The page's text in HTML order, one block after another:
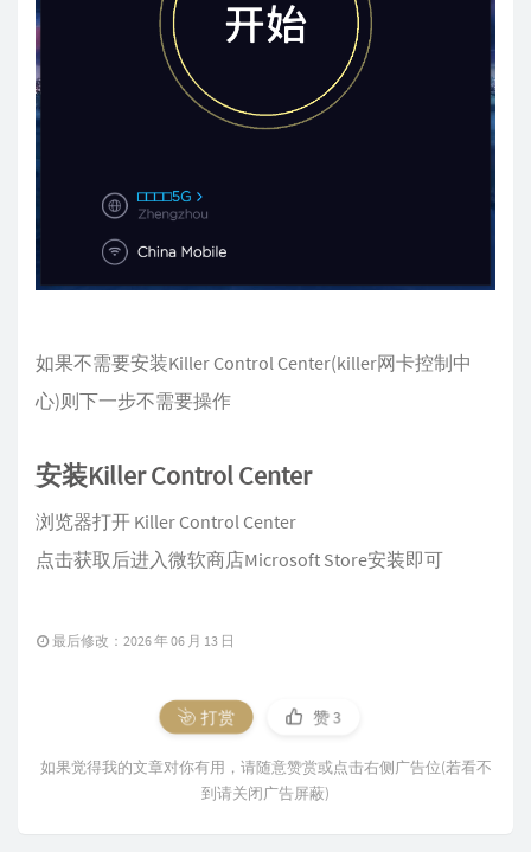
如果不需要安装Killer Control Center(killer网卡控制中
心)则下一步不需要操作
安装Killer Control Center
浏览器打开 Killer Control Center
点击获取后进入微软商店Microsoft Store安装即可
最后修改：2026 年 06 月 13 日
打赏 赞3
如果觉得我的文章对你有用，请随意赞赏或点击右侧广告位(若看不
到请关闭广告屏蔽)